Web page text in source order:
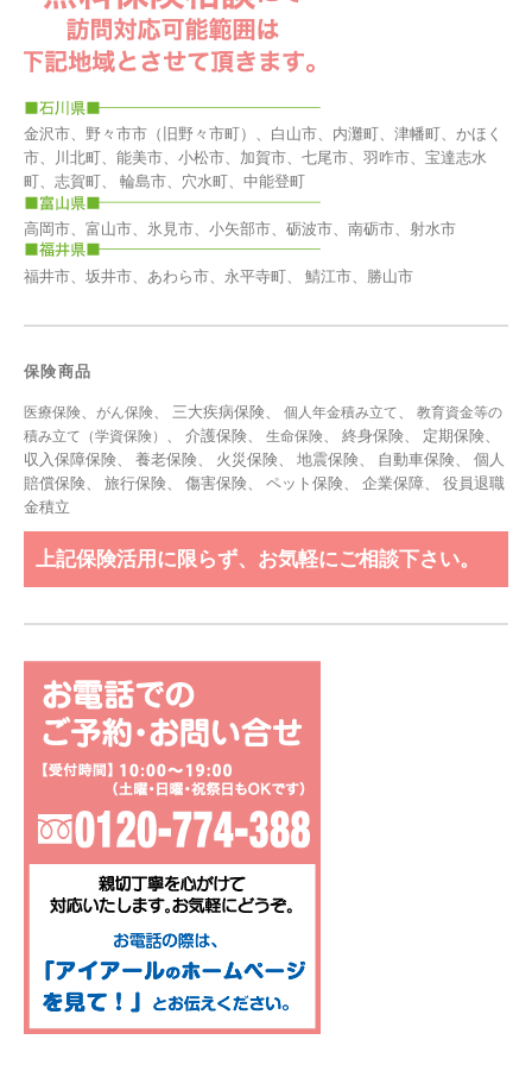
金沢市、野々市市（旧野々市町）、白山市、内灘町、津幡町、かほく
市、川北町、能美市、小松市、加賀市、七尾市、羽咋市、宝達志水
町、志賀町、 輪島市、穴水町、中能登町
高岡市、富山市、氷見市、小矢部市、砺波市、南砺市、射水市
福井市、坂井市、あわら市、永平寺町、 鯖江市、勝山市
保険商品
医療保険 がん保険 、 三大疾病保険、 個人年金積み立て
教育資金等の
積み立て（学資保険）
、 介護保険、 生命保険 、 終身保険、 定期保険、
収入保障保険、 養老保険、 火災保険、 地震保険、 自動車保険、 個人
賠償保険、 旅行保険、 傷害保険、 ペット保険、 企業保障
役員退職
金積立
上記保険活用に限らず、お気軽にご相談下さい。